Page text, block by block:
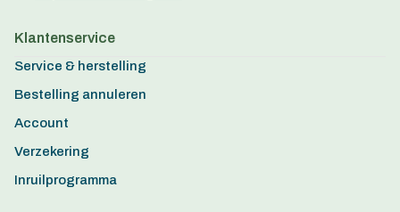
Klantenservice
Service & herstelling
Bestelling annuleren
Account
Verzekering
Inruilprogramma